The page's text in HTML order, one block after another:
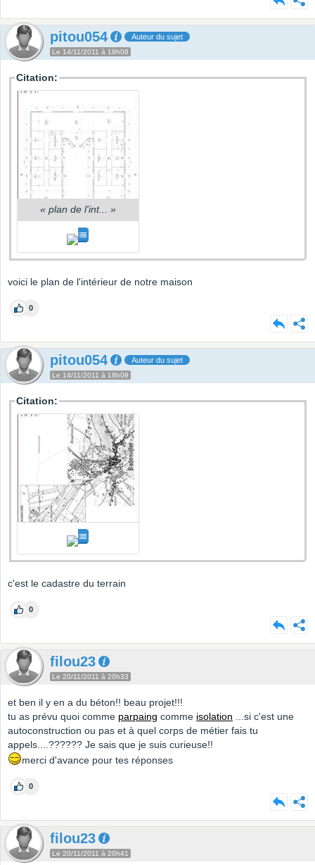
pitou054 Auteur du sujet
Le 14/11/2011 à 18h08
Citation:
« plan de l'int... »
voici le plan de l'intérieur de notre maison
0
pitou054 Auteur du sujet
Le 14/11/2011 à 18h09
Citation:
c'est le cadastre du terrain
0
filou23
Le 20/11/2011 à 20h33
et ben il y en a du béton!! beau projet!!!
tu as prévu quoi comme parpaing comme isolation ...si c'est une
autoconstruction ou pas et à quel corps de métier fais tu
appels....?????? Je sais que je suis curieuse!!
merci d'avance pour tes réponses
0
filou23
Le 20/11/2011 à 20h41